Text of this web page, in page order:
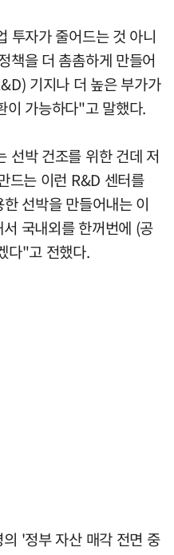
투자가 줄어드는 것 아니
책을 더 촘촘하게 만들어
기지나 더 높은 부가가
이 가능하다"고 말했다.
선박 건조를 위한 건데 저
드는 이런 R&D 센터를
선박을 만들어내는 이
국내외를 한꺼번에 (공
다"고 전했다.
'정부 자산 매각 전면 중